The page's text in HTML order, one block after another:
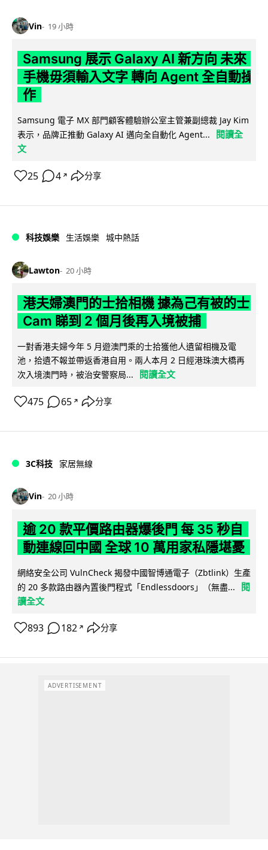
Vin 19 小時
Samsung 展示 Galaxy AI 新方向 未來
手機毋須輸入文字 轉向 Agent 全自動操
作
Samsung 電子 MX 部門顧客體驗辦公室主管兼副總裁 Jay Kim
表示，品牌正推動 Galaxy AI 邁向全自動化 Agent...
閱讀全
文
25 4 ↗ 分享
科技娛樂 生活娛樂 城中熱話
Lawton 20 小時
港夫婦澳門的士拾相機 據為己有被的士
Cam 睇到 2 個月後再入境被捕
一對香港夫婦今年 5 月遊澳門乘的士拾獲他人遺留相機及電
池，拾遺不報並帶返香港自用。兩人本月 2 日經港珠澳大橋再
次入境澳門時，被治安警察局...
閱讀全文
475 65 ↗ 分享
3C科技 家居無線
Vin 20 小時
逾 20 款平價路由器爆後門 每 35 秒自
動連線回中國 全球 10 萬用家私隱堪憂
網絡安全公司 VulnCheck 揭發中國智博通電子（Zbtlink）生產
的 20 多款路由器內置後門程式「Endlessdoors」（無盡...
閱
讀全文
893 182 ↗ 分享
ADVERTISEMENT